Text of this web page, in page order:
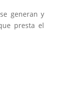
generan y
presta el